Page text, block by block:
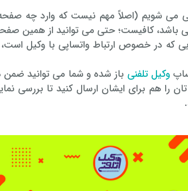
می شویم (اصلاً مهم نیست که وارد چه
باشد، کافیست؛ حتی می توانید از همین
که در خصوص ارتباط واتساپی با وکیل
وکیل تلفنی باز شده و شما می توانید ضمن
تان را هم برای ایشان ارسال کنید تا بررسی